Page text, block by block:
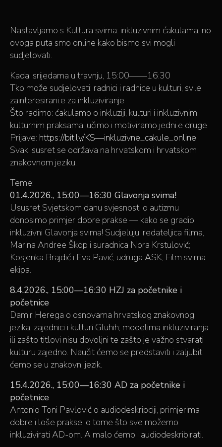
Nastavljamo s Kultura svima: inkluzivnim ćakulama, no
ovoga puta smo online kako bismo svi mogli
sudjelovati.
Kada: srijedama u travnju, 15:00——16:30
Tko može sudjelovati: radnici i radnice u kulturi, svi.e
zainteresirani.e za inkluziviranje
Što radimo: ćakulamo o inkluziji, kulturi i inkluzivnim
kulturnim praksama, učimo i motiviramo jedni.e druge
Prijave: https://bit.ly/KS—inkluzivne_cakule_online
Svaki susret se održava na hrvatskom i hrvatskom
znakovnom jeziku.
Teme:
01.4.2026., 15:00—16:30 Glavonja svima!
Ususret Svjetskom danu svjesnosti o autizmu
donosimo primjer dobre prakse — kako se gradio
inkluzivni Glavonja svima! Sudjeluju: redateljica filma,
Marina Andree Škop i suradnica Nora Krstulović;
Kosjenka Brajdić i Eva Pavić, udruga ASK; Film svima
ekipa.
8.4.2026., 15:00—16:30 HZJ za početnike i
početnice
Damir Herega o osnovama hrvatskog znakovnog
jezika, zajednici i kulturi Gluhih; modelima inkluziviranja
ili zašto titlovi nisu dovoljni te zašto je važno stvarati
kulturu zajedno. Naučit ćemo se predstaviti i zaljubit
ćemo se u znakovni jezik.
15.4.2026., 15:00—16:30 AD za početnike i
početnice
Antonio Toni Pavlović o audiodeskripciji, primjerima
dobre i loše prakse, o tome što sve možemo
inkluzivirati AD-om. A malo ćemo i audiodeskribirati.